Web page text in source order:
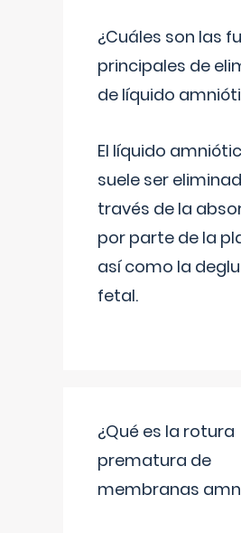
¿Cuáles son las
principales de
de líquido
El líquido
suele ser
través de la
por parte de la
así como la
fetal.
¿Qué es la rotura
prematura de
membranas